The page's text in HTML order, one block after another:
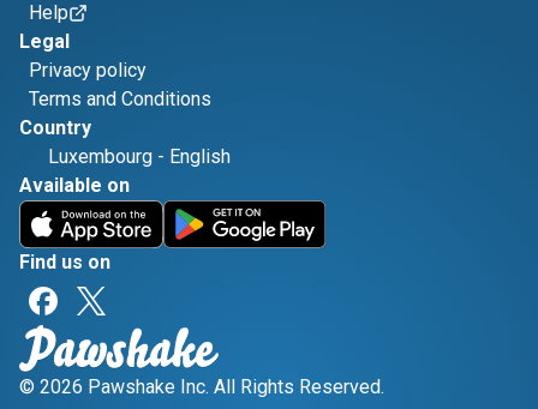
Help
Legal
Privacy policy
Terms and Conditions
Country
Luxembourg - English
Available on
Find us on
© 2026 Pawshake Inc. All Rights Reserved.